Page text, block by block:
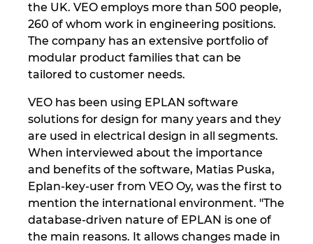
the UK. VEO employs more than 500 people,
260 of whom work in engineering positions.
The company has an extensive portfolio of
modular product families that can be
tailored to customer needs.
VEO has been using EPLAN software
solutions for design for many years and they
are used in electrical design in all segments.
When interviewed about the importance
and benefits of the software, Matias Puska,
Eplan-key-user from VEO Oy, was the first to
mention the international environment. "The
database-driven nature of EPLAN is one of
the main reasons. It allows changes made in
Hungary
India
Ireland
Israel
Italy
Japan